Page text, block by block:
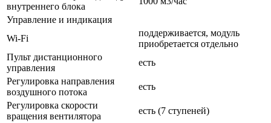
внутреннего блока
Управление и индикация
Wi-Fi
поддерживается, модуль
приобретается отдельно
Пульт дистанционного
управления
есть
Регулировка направления
воздушного потока
есть
Регулировка скорости
вращения вентилятора
есть (7 ступеней)